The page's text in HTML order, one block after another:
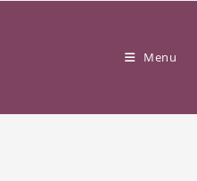
Menu